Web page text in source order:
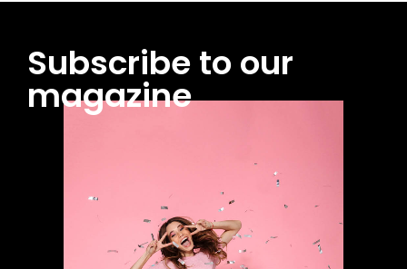
Subscribe to our
magazine